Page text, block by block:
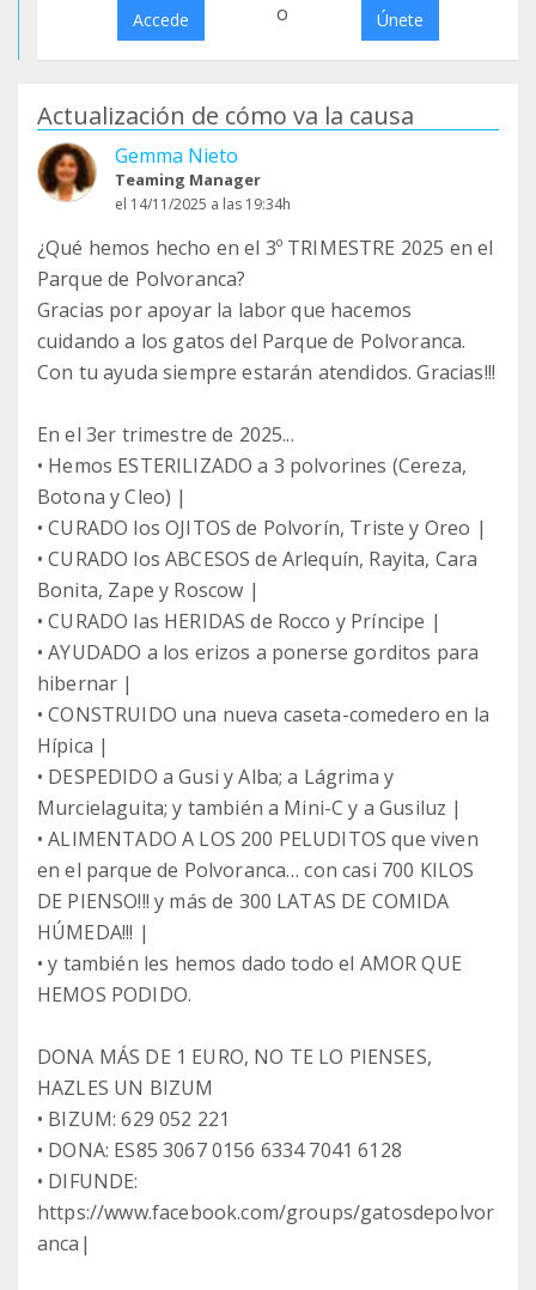
Accede o Únete
Actualización de cómo va la causa
Gemma Nieto
Teaming Manager
el 14/11/2025 a las 19:34h
¿Qué hemos hecho en el 3º TRIMESTRE 2025 en el
Parque de Polvoranca?
Gracias por apoyar la labor que hacemos
cuidando a los gatos del Parque de Polvoranca.
Con tu ayuda siempre estarán atendidos. Gracias!!!
En el 3er trimestre de 2025...
• Hemos ESTERILIZADO a 3 polvorines (Cereza,
Botona y Cleo) |
• CURADO los OJITOS de Polvorín, Triste y Oreo |
• CURADO los ABCESOS de Arlequín, Rayita, Cara
Bonita, Zape y Roscow |
• CURADO las HERIDAS de Rocco y Príncipe |
• AYUDADO a los erizos a ponerse gorditos para
hibernar |
• CONSTRUIDO una nueva caseta-comedero en la
Hípica |
• DESPEDIDO a Gusi y Alba; a Lágrima y
Murcielaguita; y también a Mini-C y a Gusiluz |
• ALIMENTADO A LOS 200 PELUDITOS que viven
en el parque de Polvoranca… con casi 700 KILOS
DE PIENSO!!! y más de 300 LATAS DE COMIDA
HÚMEDA!!! |
• y también les hemos dado todo el AMOR QUE
HEMOS PODIDO.
DONA MÁS DE 1 EURO, NO TE LO PIENSES,
HAZLES UN BIZUM
• BIZUM: 629 052 221
• DONA: ES85 3067 0156 6334 7041 6128
• DIFUNDE:
https://www.facebook.com/groups/gatosdepolvor
anca|